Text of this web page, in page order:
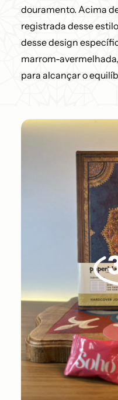
douramento. Acima
registrada desse
desse design
marrom-
para alcançar o